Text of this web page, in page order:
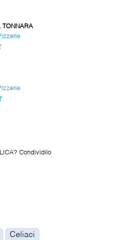
TONNARA
Condividilo
Celiaci